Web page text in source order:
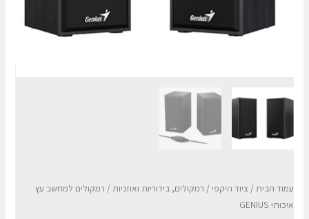
עמוד הבית/ ציוד היקפי/ רמקולים, בידוריות ואוזניות/ רמקולים למחשב עץ
איכותי GENIUS